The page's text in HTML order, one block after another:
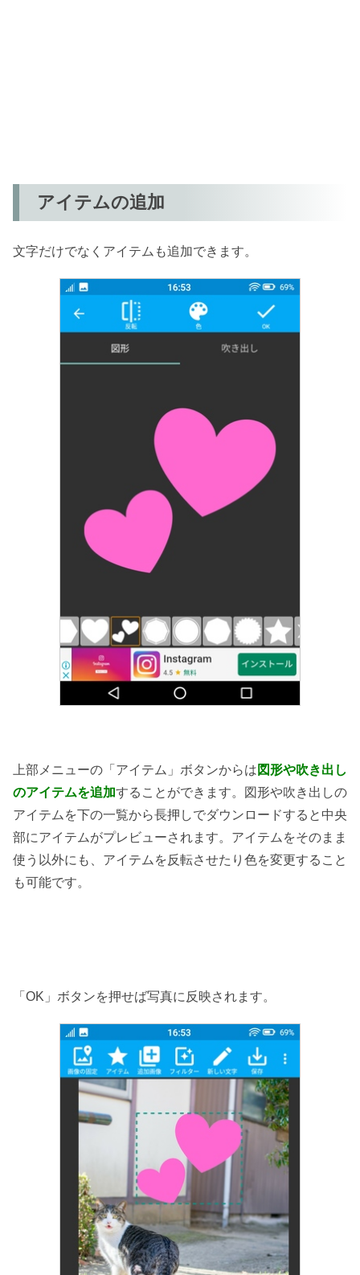
アイテムの追加
文字だけでなくアイテムも追加できます。
上部メニューの「アイテム」ボタンからは 図形や吹き出し
のアイテムを追加することができます。図形や吹き出しの
アイテムを下の一覧から長押しでダウンロードすると中央
部にアイテムがプレビューされます。アイテムをそのまま
使う以外にも、アイテムを反転させたり色を変更すること
も可能です。
「OK」ボタンを押せば写真に反映されます。